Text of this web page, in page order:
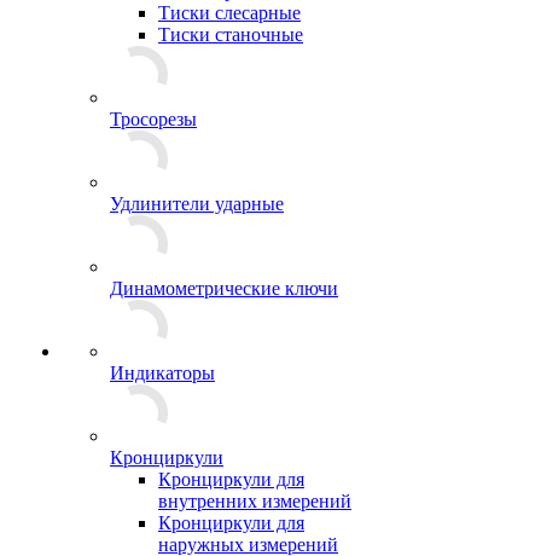
Тиски слесарные
Тиски станочные
Тросорезы
Удлинители ударные
Динамометрические ключи
Индикаторы
Кронциркули
Кронциркули для
внутренних измерений
Кронциркули для
наружных измерений